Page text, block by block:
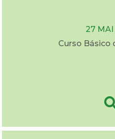
27 MAI
Curso Básico